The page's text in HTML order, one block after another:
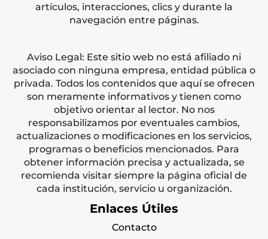
artículos, interacciones, clics y durante la
navegación entre páginas.
Aviso Legal: Este sitio web no está afiliado ni
asociado con ninguna empresa, entidad pública o
privada. Todos los contenidos que aquí se ofrecen
son meramente informativos y tienen como
objetivo orientar al lector. No nos
responsabilizamos por eventuales cambios,
actualizaciones o modificaciones en los servicios,
programas o beneficios mencionados. Para
obtener información precisa y actualizada, se
recomienda visitar siempre la página oficial de
cada institución, servicio u organización.
Enlaces Útiles
Contacto